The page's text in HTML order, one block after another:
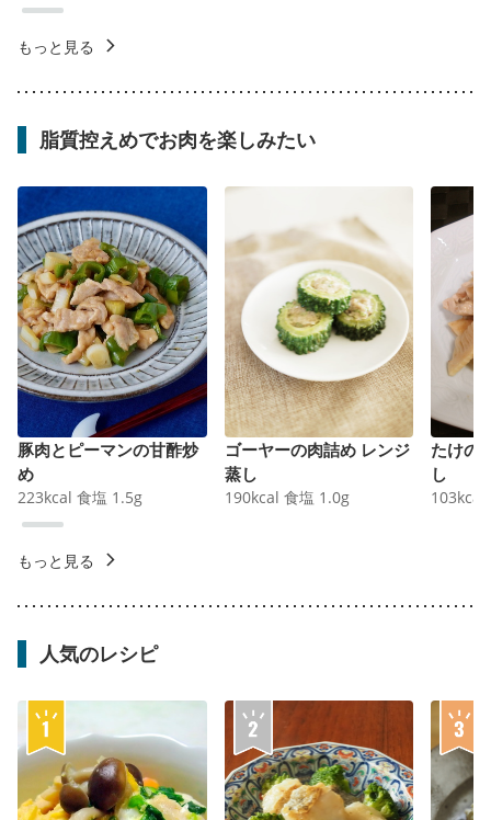
もっと見る
脂質控えめでお肉を楽しみたい
豚肉とピーマンの甘酢炒
め
223kcal 食塩 1.5g
ゴーヤーの肉詰め レンジ
蒸し
190kcal 食塩 1.0g
たけの
し
103kcal
もっと見る
人気のレシピ